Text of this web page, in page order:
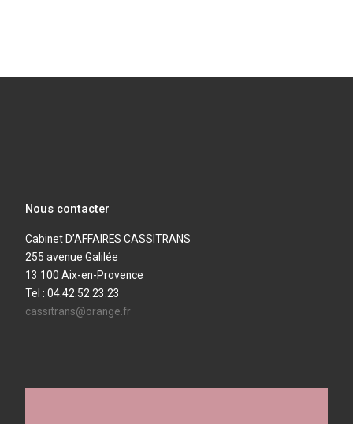
Nous contacter
Cabinet D’AFFAIRES CASSITRANS
255 avenue Galilée
13 100 Aix-en-Provence
Tel : 04.42.52.23.23
cassitrans@orange.fr